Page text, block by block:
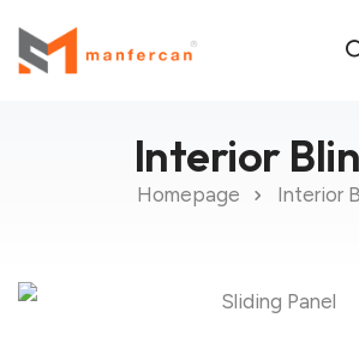
Interior
Homepage Interior